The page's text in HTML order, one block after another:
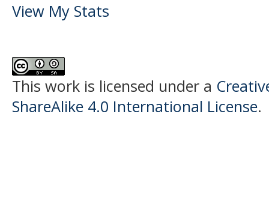
View My Stats
This work is licensed under a
ShareAlike 4.0 International License.